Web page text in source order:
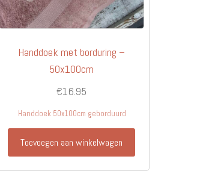
Handdoek met borduring –
50x100cm
€16.95
Handdoek 50x100cm geborduurd
Toevoegen aan winkelwagen